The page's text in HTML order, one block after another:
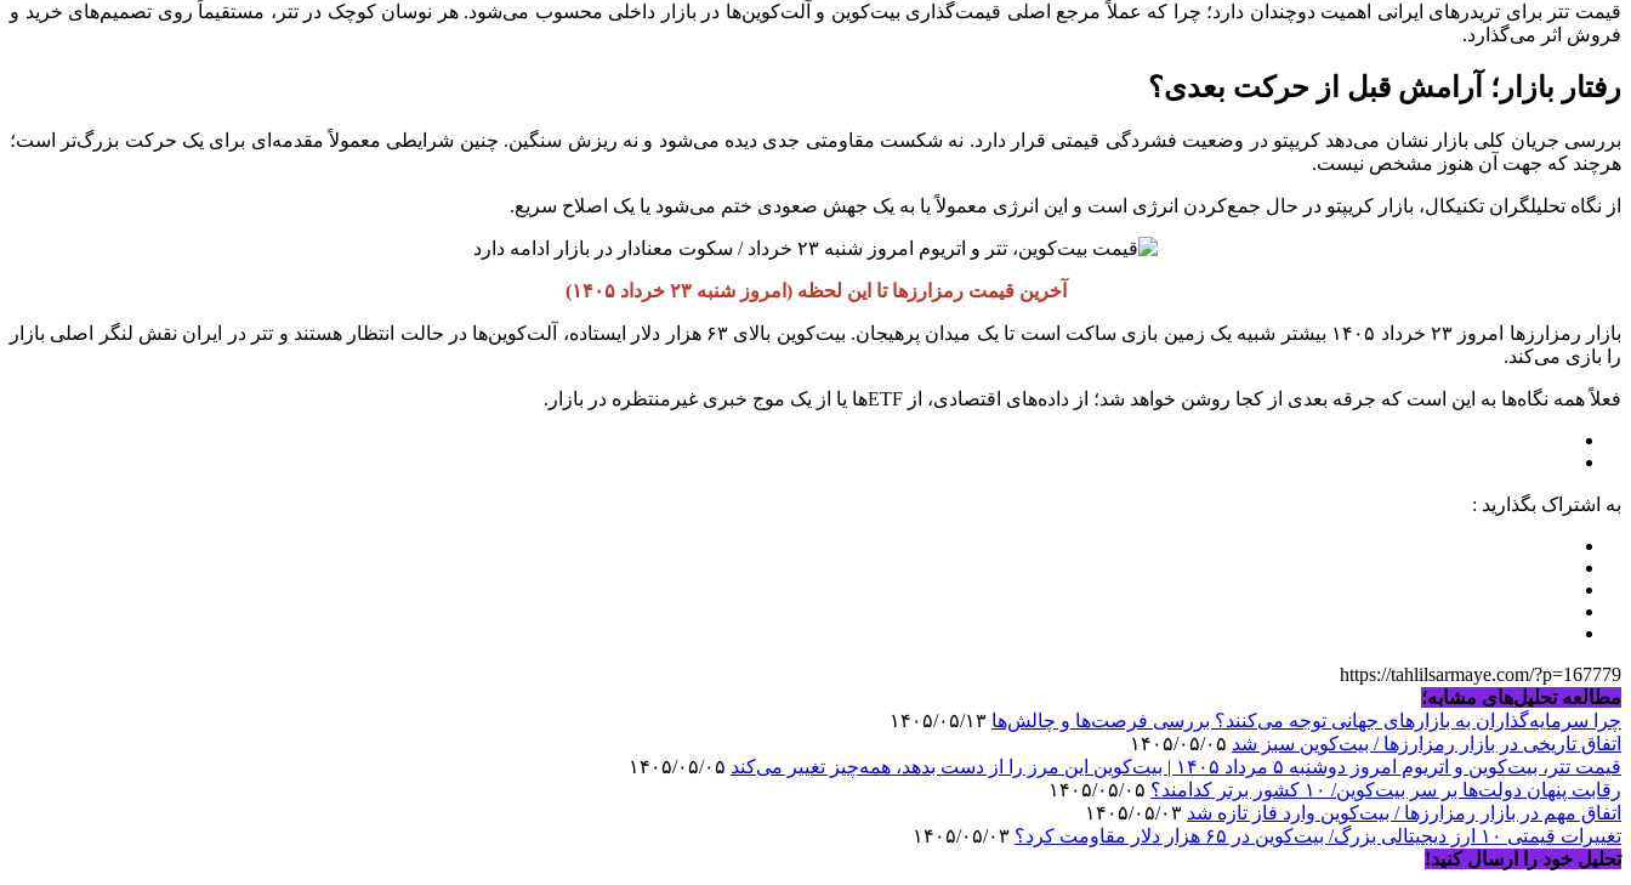
قیمت تتر برای تریدر‌های ایرانی اهمیت دوچندان دارد؛ چرا که عملاً مرجع اصلی قیمت‌گذاری بیت‌کوین و آلت‌کوین‌ها در بازار داخلی محسوب می‌شود. هر نوسان کوچک در تتر، مستقیماً روی تصمیم‌های خرید و
فروش اثر می‌گذارد.
رفتار بازار؛ آرامش قبل از حرکت بعدی؟
بررسی جریان کلی بازار نشان می‌دهد کریپتو در وضعیت فشردگی قیمتی قرار دارد. نه شکست مقاومتی جدی دیده می‌شود و نه ریزش سنگین. چنین شرایطی معمولاً مقدمه‌ای برای یک حرکت بزرگ‌تر است؛
هرچند که جهت آن هنوز مشخص نیست.
از نگاه تحلیلگران تکنیکال، بازار کریپتو در حال جمع‌کردن انرژی است و این انرژی معمولاً یا به یک جهش صعودی ختم می‌شود یا یک اصلاح سریع.
آخرین قیمت رمزارزها تا این لحظه (امروز شنبه ۲۳ خرداد ۱۴۰۵)
بازار رمزارز‌ها امروز ۲۳ خرداد ۱۴۰۵ بیشتر شبیه یک زمین بازی ساکت است تا یک میدان پرهیجان. بیت‌کوین بالای ۶۳ هزار دلار ایستاده، آلت‌کوین‌ها در حالت انتظار هستند و تتر در ایران نقش لنگر اصلی بازار
را بازی می‌کند.
فعلاً همه نگاه‌ها به این است که جرقه بعدی از کجا روشن خواهد شد؛ از داده‌های اقتصادی، از ETF‌ها یا از یک موج خبری غیرمنتظره در بازار.
به اشتراک بگذارید :
https://tahlilsarmaye.com/?p=167779
مطالعه تحلیل‌های مشابه؛
چرا سرمایه‌گذاران به بازارهای جهانی توجه می‌کنند؟ بررسی فرصت‌ها و چالش‌ها
اتفاق تاریخی در بازار رمزارزها / بیت‌کوین سبز شد
قیمت تتر، بیت‌کوین و اتریوم امروز دوشنبه ۵ مرداد ۱۴۰۵ | بیت‌کوین این مرز را از دست بدهد، همه‌چیز تغییر می‌کند
رقابت پنهان دولت‌ها بر سر بیت‌کوین/ ۱۰ کشور برتر کدامند؟
اتفاق مهم در بازار رمزارزها / بیت‌کوین وارد فاز تازه شد
تغییرات قیمتی ۱۰ ارز دیجیتالی بزرگ/ بیت‌کوین در ۶۵ هزار دلار مقاومت کرد؟
تحلیل خود را ارسال کنید!